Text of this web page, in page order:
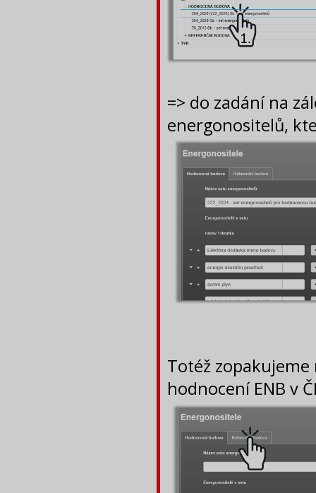
=> do zadání na
energonositelů,
Totéž zopakujeme
hodnocení ENB v